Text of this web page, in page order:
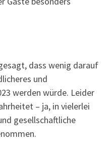
dass wenig darauf
und
werden würde. Leider
– ja, in vielerlei
gesellschaftliche